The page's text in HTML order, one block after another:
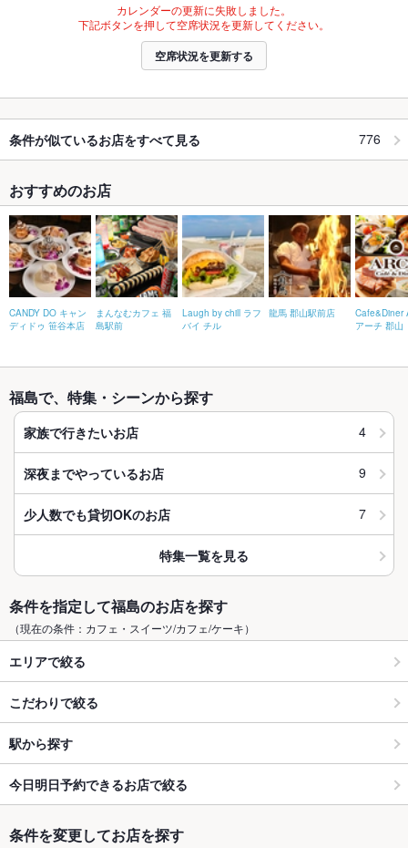
カレンダーの更新に失敗しました。
下記ボタンを押して空席状況を更新してください。
空席状況を更新する
条件が似ているお店をすべて見る 776
おすすめのお店
CANDY DO キャン
ディドゥ 笹谷本店
まんなむカフェ 福
島駅前
Laugh by chill ラフ
バイ チル
龍馬 郡山駅前店
Cafe&Diner
アーチ 郡山
福島で、特集・シーンから探す
家族で行きたいお店 4
深夜までやっているお店 9
少人数でも貸切OKのお店 7
特集一覧を見る
条件を指定して福島のお店を探す
（現在の条件：カフェ・スイーツ/カフェ/ケーキ）
エリアで絞る
こだわりで絞る
駅から探す
今日明日予約できるお店で絞る
条件を変更してお店を探す